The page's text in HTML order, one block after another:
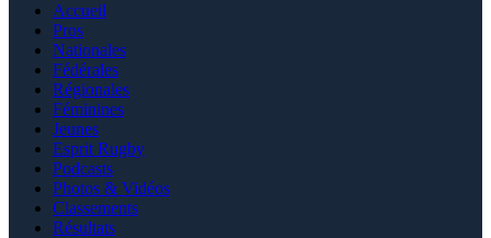
Accueil
Pros
Nationales
Fédérales
Régionales
Féminines
Jeunes
Esprit Rugby
Podcasts
Photos & Vidéos
Classements
Résultats